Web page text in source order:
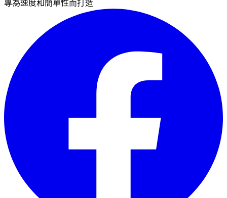
專為速度和簡單性而打造